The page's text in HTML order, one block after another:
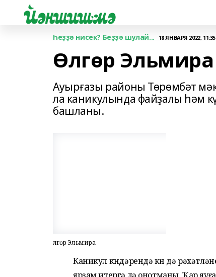
Һеҙҙә нисек? Беҙҙә шулай... 18 ЯНВАРЯ 2022, 11:35
Өлгөр Эльмира
Ауырғазы районы Төрөмбәт
ла каникулында файҙалы һәм
башланы.
Өлгөр Эльмира
Каникул көндәрендә көн дә